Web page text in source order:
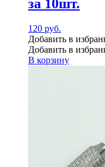
за 10шт.
120 руб.
Добавить в
Добавить в
В корзину